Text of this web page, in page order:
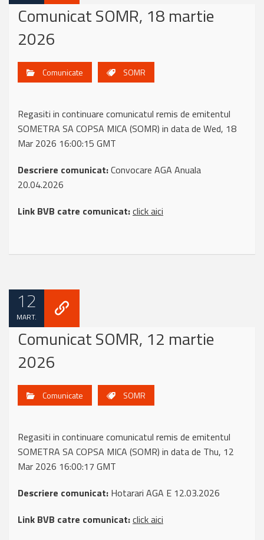
Comunicat SOMR, 18 martie
2026
Comunicate SOMR
Regasiti in continuare comunicatul remis de emitentul
SOMETRA SA COPSA MICA (SOMR) in data de Wed, 18
Mar 2026 16:00:15 GMT
Descriere comunicat:Convocare AGA Anuala
20.04.2026
Link BVB catre comunicat:click aici
12
MART.
Comunicat SOMR, 12 martie
2026
Comunicate SOMR
Regasiti in continuare comunicatul remis de emitentul
SOMETRA SA COPSA MICA (SOMR) in data de Thu, 12
Mar 2026 16:00:17 GMT
Descriere comunicat: Hotarari AGA E 12.03.2026
Link BVB catre comunicat:click aici